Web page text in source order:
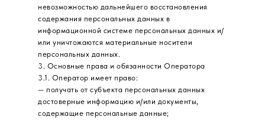
невозможностью дальнейшего восстановления
содержания персональных данных в
информационной системе персональных данных и/
или уничтожаются материальные носители
персональных данных.
3. Основные права и обязанности Оператора
3.1. Оператор имеет право:
— получать от субъекта персональных данных
достоверные информацию и/или документы,
содержащие персональные данные;